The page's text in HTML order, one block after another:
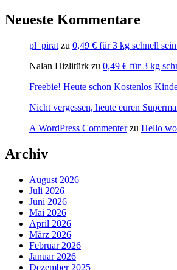
Neueste Kommentare
pl_pirat zu 0,49 € für 3 kg schnell
Nalan Hizlitürk zu 0,49 € für 3 kg
Freebie! Heute schon Kostenlos
Nicht vergessen, heute euren
A WordPress Commenterzu Hello
Archiv
August 2026
Juli 2026
Juni 2026
Mai 2026
April 2026
März 2026
Februar 2026
Januar 2026
Dezember 2025